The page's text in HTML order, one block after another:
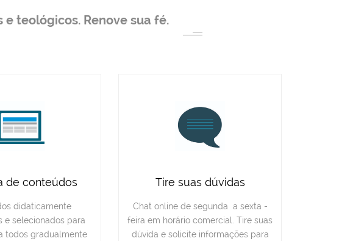
teológicos. Renove sua fé.
de conteúdos
didaticamente
e selecionados para
todos gradualmente
Tire suas dúvidas
Chat online de segunda a sexta -
feira em horário comercial. Tire suas
dúvida e solicite informações para